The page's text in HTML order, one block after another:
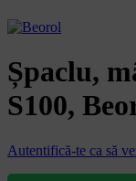
Șpaclu,
S100,
Autentifică-te ca să